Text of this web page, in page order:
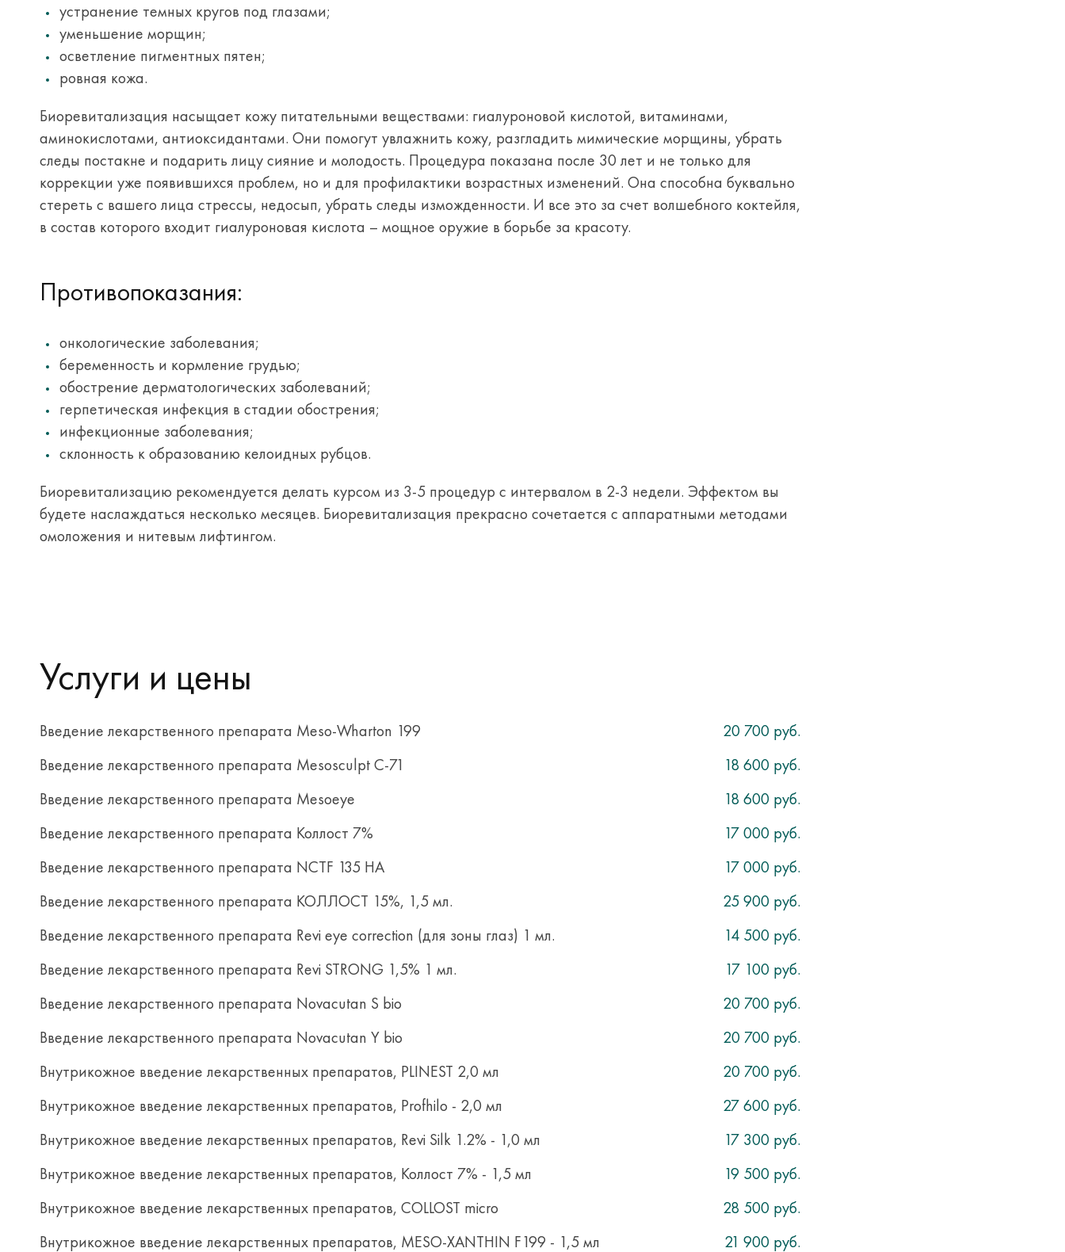
устранение темных кругов под глазами;
уменьшение морщин;
осветление пигментных пятен;
ровная кожа.
Биоревитализация насыщает кожу питательными веществами: гиалуроновой кислотой, витаминами,
аминокислотами, антиоксидантами. Они помогут увлажнить кожу, разгладить мимические морщины, убрать
следы постакне и подарить лицу сияние и молодость. Процедура показана после 30 лет и не только для
коррекции уже появившихся проблем, но и для профилактики возрастных изменений. Она способна буквально
стереть с вашего лица стрессы, недосып, убрать следы изможденности. И все это за счет волшебного коктейля,
в состав которого входит гиалуроновая кислота – мощное оружие в борьбе за красоту.
Противопоказания:
онкологические заболевания;
беременность и кормление грудью;
обострение дерматологических заболеваний;
герпетическая инфекция в стадии обострения;
инфекционные заболевания;
склонность к образованию келоидных рубцов.
Биоревитализацию рекомендуется делать курсом из 3-5 процедур с интервалом в 2-3 недели. Эффектом вы
будете наслаждаться несколько месяцев. Биоревитализация прекрасно сочетается с аппаратными методами
омоложения и нитевым лифтингом.
Услуги и цены
Введение лекарственного препарата Meso-Wharton 199
20 700 руб.
Введение лекарственного препарата Mesosculpt C-71
18 600 руб.
Введение лекарственного препарата Mesoeye
18 600 руб.
Введение лекарственного препарата Коллост 7%
17 000 руб.
Введение лекарственного препарата NCTF 135 HA
17 000 руб.
Введение лекарственного препарата КОЛЛОСТ 15%, 1,5 мл.
25 900 руб.
Введение лекарственного препарата Revi eye correction (для зоны глаз) 1 мл.
14 500 руб.
Введение лекарственного препарата Revi STRONG 1,5% 1 мл.
17 100 руб.
Введение лекарственного препарата Novacutan S bio
20 700 руб.
Введение лекарственного препарата Novacutan Y bio
20 700 руб.
Внутрикожное введение лекарственных препаратов, PLINEST 2,0 мл
20 700 руб.
Внутрикожное введение лекарственных препаратов, Profhilo - 2,0 мл
27 600 руб.
Внутрикожное введение лекарственных препаратов, Revi Silk 1.2% - 1,0 мл
17 300 руб.
Внутрикожное введение лекарственных препаратов, Коллост 7% - 1,5 мл
19 500 руб.
Внутрикожное введение лекарственных препаратов, COLLOST micro
28 500 руб.
Внутрикожное введение лекарственных препаратов, MESO-XANTHIN F199 - 1,5 мл
21 900 руб.